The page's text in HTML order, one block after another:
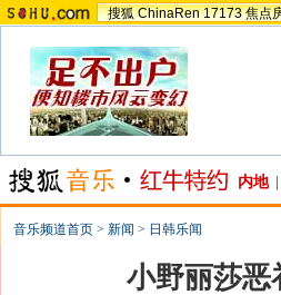
搜狐 ChinaRen 17173 焦点
内地
音乐频道首页 > 新闻 > 日韩乐闻
小野丽莎恶